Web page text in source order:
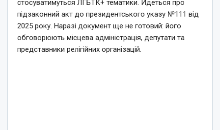
стосуватимуться ЛГБТК+ тематики. Йдеться про
підзаконний акт до президентського указу №111 від
2025 року. Наразі документ ще не готовий: його
обговорюють місцева адміністрація, депутати та
представники релігійних організацій.